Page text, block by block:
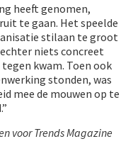
heeft genomen,
te gaan. Het speelde
stilaan te groot
niets concreet
kwam. Toen ook
stonden, was
mee de mouwen op te
voor Trends Magazine